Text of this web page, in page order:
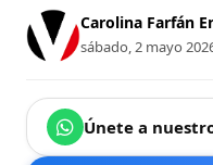
Carolina Farfán
sábado, 2 mayo
Únete a